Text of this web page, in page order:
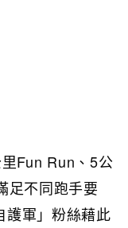
Fun Run、5公
足不同跑手要
護軍」粉絲藉此